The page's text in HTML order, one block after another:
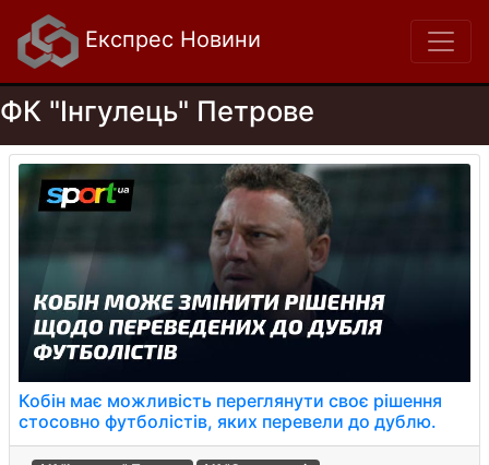
Експрес Новини
ФК "Інгулець" Петрове
Кобін має можливість переглянути своє рішення
стосовно футболістів, яких перевели до дублю.